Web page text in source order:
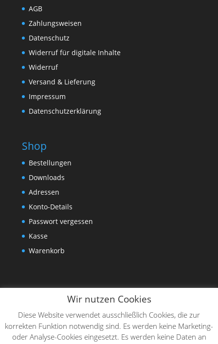
AGB
Zahlungsweisen
Datenschutz
Widerruf für digitale Inhalte
Widerruf
Versand & Lieferung
Impressum
Datenschutzerklärung
Shop
Bestellungen
Downloads
Adressen
Konto-Details
Passwort vergessen
Kasse
Warenkorb
Wir nutzen Cookies
Diese Website verwendet ausschließlich Cookies, die zur
korrekten Funktion notwendig sind. Es werden keine Marketing-
oder Analyse-Cookies eingesetzt. Es werden keine Daten an